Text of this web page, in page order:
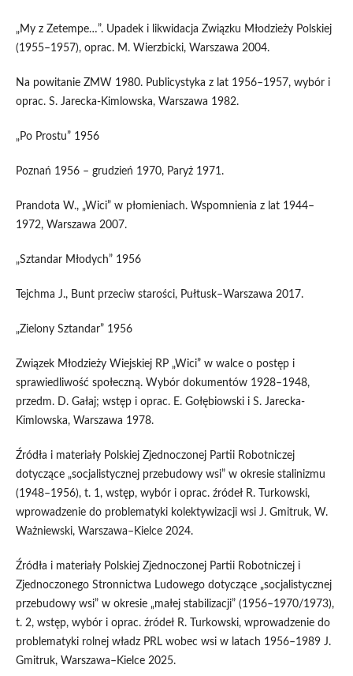
„My z Zetempe…”. Upadek i likwidacja Związku Młodzieży Polskiej
(1955–1957), oprac. M. Wierzbicki, Warszawa 2004.
Na powitanie ZMW 1980. Publicystyka z lat 1956–1957, wybór i
oprac. S. Jarecka-Kimlowska, Warszawa 1982.
„Po Prostu” 1956
Poznań 1956 – grudzień 1970, Paryż 1971.
Prandota W., „Wici” w płomieniach. Wspomnienia z lat 1944–
1972, Warszawa 2007.
„Sztandar Młodych” 1956
Tejchma J., Bunt przeciw starości, Pułtusk–Warszawa 2017.
„Zielony Sztandar” 1956
Związek Młodzieży Wiejskiej RP „Wici” w walce o postęp i
sprawiedliwość społeczną. Wybór dokumentów 1928–1948,
przedm. D. Gałaj; wstęp i oprac. E. Gołębiowski i S. Jarecka-
Kimlowska, Warszawa 1978.
Źródła i materiały Polskiej Zjednoczonej Partii Robotniczej
dotyczące „socjalistycznej przebudowy wsi” w okresie stalinizmu
(1948–1956), t. 1, wstęp, wybór i oprac. źródeł R. Turkowski,
wprowadzenie do problematyki kolektywizacji wsi J. Gmitruk, W.
Ważniewski, Warszawa–Kielce 2024.
Źródła i materiały Polskiej Zjednoczonej Partii Robotniczej i
Zjednoczonego Stronnictwa Ludowego dotyczące „socjalistycznej
przebudowy wsi” w okresie „małej stabilizacji” (1956–1970/1973),
t. 2, wstęp, wybór i oprac. źródeł R. Turkowski, wprowadzenie do
problematyki rolnej władz PRL wobec wsi w latach 1956–1989 J.
Gmitruk, Warszawa–Kielce 2025.